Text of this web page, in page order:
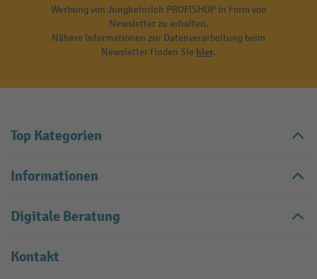
Werbung von Jungheinrich PROFISHOP in Form von
Newsletter zu erhalten.
Nähere Informationen zur Datenverarbeitung beim
Newsletter finden Sie hier.
Top Kategorien
Informationen
Digitale Beratung
Kontakt